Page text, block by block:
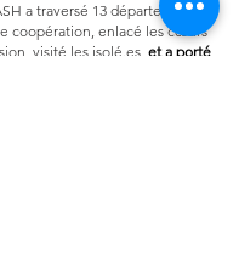
a traversé 13 départements,
coopération, enlacé les cœurs
visité les isolé.es, et a porté